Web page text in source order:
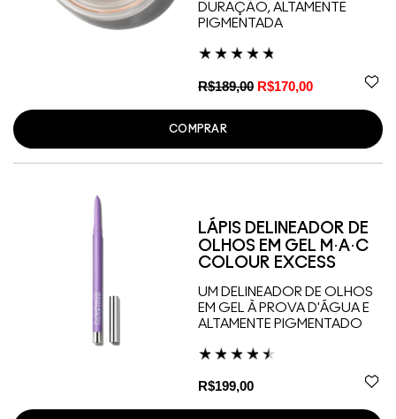
DURAÇÃO, ALTAMENTE
PIGMENTADA
R$189,00 R$170,00
COMPRAR
LÁPIS DELINEADOR DE
OLHOS EM GEL M·A·C
COLOUR EXCESS
UM DELINEADOR DE OLHOS
EM GEL À PROVA D'ÁGUA E
ALTAMENTE PIGMENTADO
R$199,00